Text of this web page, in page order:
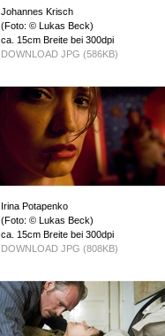
Johannes Krisch
(Foto: © Lukas Beck)
ca. 15cm Breite bei 300dpi
DOWNLOAD JPG (586KB)
Irina Potapenko
(Foto: © Lukas Beck)
ca. 15cm Breite bei 300dpi
DOWNLOAD JPG (808KB)